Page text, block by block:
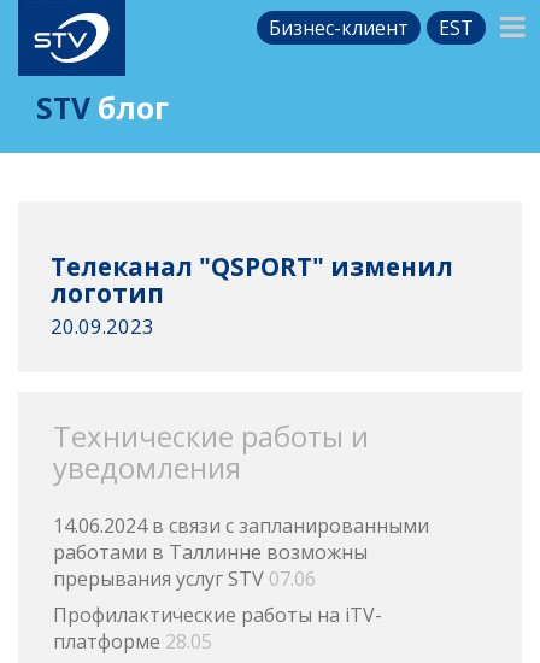
Бизнес-клиент EST
STV блог
Телеканал "QSPORT" изменил
логотип
20.09.2023
Технические работы и
уведомления
14.06.2024 в связи с запланированными
работами в Таллинне возможны
прерывания услуг STV 07.06
Профилактические работы на iTV-
платформе 28.05